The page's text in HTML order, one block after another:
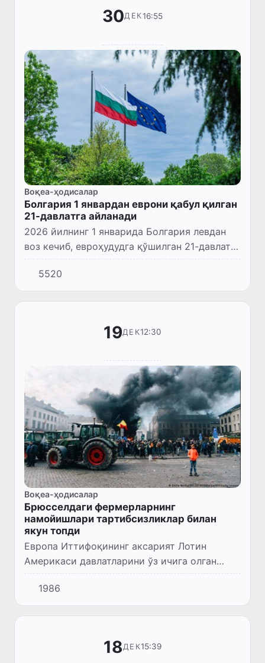
30ДЕК16:55
Воқеа-ҳодисалар
Болгария 1 январдан еврони қабул қилган
21-давлатга айланади
2026 йилнинг 1 январида Болгария левдан
воз кечиб, евроҳудудга қўшилган 21-давлатга
айланади.
5520
19ДЕК12:30
Воқеа-ҳодисалар
Брюсселдаги фермерларнинг
намойишлари тартибсизликлар билан
якун топди
Европа Иттифоқининг аксарият Лотин
Америкаси давлатларини ўз ичига олган
Mercosur савдо блоки билан келишувига
қарши Брюсселда европалик фермерларнинг
намойиши тартибсизликлар ва п...
1986
18ДЕК15:39